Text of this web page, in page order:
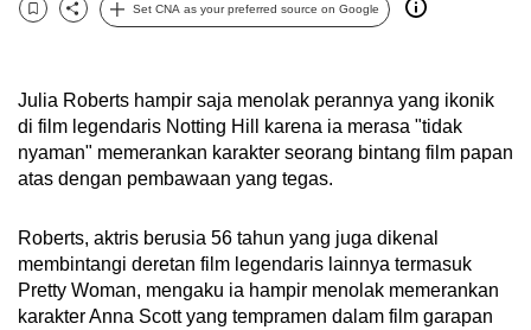
Bookmark
Share
Set CNA as your preferred source on Google
Julia Roberts hampir saja menolak perannya yang ikonik
di film legendaris Notting Hill karena ia merasa "tidak
nyaman" memerankan karakter seorang bintang film papan
atas dengan pembawaan yang tegas.
Roberts, aktris berusia 56 tahun yang juga dikenal
membintangi deretan film legendaris lainnya termasuk
Pretty Woman, mengaku ia hampir menolak memerankan
karakter Anna Scott yang tempramen dalam film garapan
can
To
continue,
upgrade
a
supported
browser